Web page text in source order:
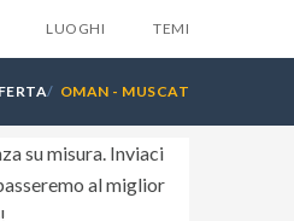
LUOGHI TEMI
OMAN - MUSCAT